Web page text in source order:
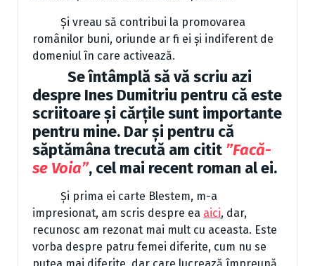
Și vreau să contribui la promovarea
românilor buni, oriunde ar fi ei și indiferent de
domeniul în care activează.
Se întâmplă să vă scriu azi
despre Ines Dumitriu pentru că este
scriitoare și cărțile sunt importante
pentru mine. Dar și pentru că
săptămâna trecută am citit ”Facă-
se Voia”, cel mai recent roman al ei.
Și prima ei carte Blestem, m-a
impresionat, am scris despre ea aici, dar,
recunosc am rezonat mai mult cu aceasta. Este
vorba despre patru femei diferite, cum nu se